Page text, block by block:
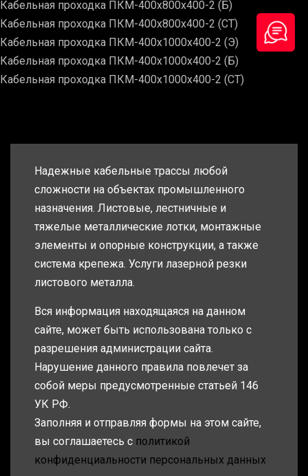
Кабельная проходка ПКМ-400х800х400-2 (Б)
Кабельная проходка ПКМ-400х800х400-2 (СТ)
Кабельная проходка ПКМ-400х1000х400-2 (Э)
Кабельная проходка ПКМ-400х1000х400-2 (Б)
Кабельная проходка ПКМ-400х1000х400-2 (СТ)
Надежные кабельные трассы любой
сложности на объектах промышленного
назначения. Листовые, лестничные и
тяжелые металлические лотки, монтажные
элементы и опорные конструкции, а также
система крепежа. Услуги лазерной резки
листового металла.
Вся информация находящаяся на данном
сайте, может быть использована только с
разрешения администрации сайта.
Нарушение данного правила повлечет за
собой меры предусмотренные статьей 146
УК РФ.
Заполняя и отправляя формы на этом сайте,
вы соглашаетесь с политикой
конфиденциальности персональных данных